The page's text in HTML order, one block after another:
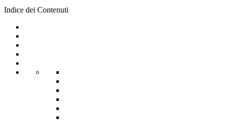
Indice dei Contenuti